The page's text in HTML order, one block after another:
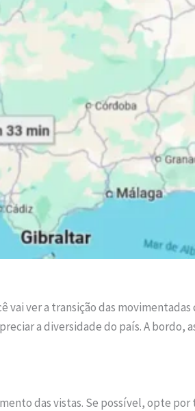
vai ver a transição das
a diversidade do país. A bordo,
das vistas. Se possível, opte